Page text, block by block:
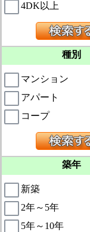
4DK以上
種別
マンション
アパート
コープ
築年
新築
2年～5年
5年～10年